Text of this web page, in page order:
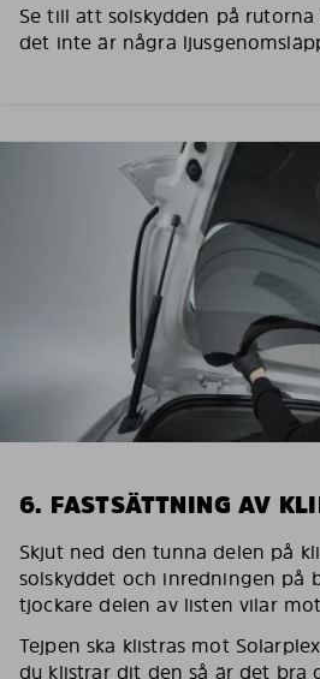
Se till att solskydden på
det inte är några
6. FASTSÄTTNING AV
Skjut ned den tunna delen på
solskyddet och inredningen på
tjockare delen av listen vilar
Tejpen ska klistras mot
du klistrar dit den så är det bra